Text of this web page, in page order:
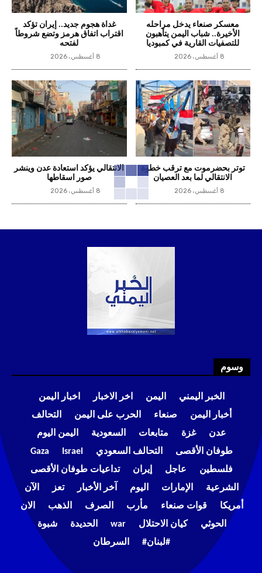
معسكر صنعاء يدخل مراحله
الأخيرة.. شباب اليمن يتأهبون
للتصفيات القارية في كمبوديا
8 أغسطس، 2026
غداة هجوم جديد.. إيران تؤكد
اقتراب اتفاق هرمز وتضع شروطاً
لفتحه
8 أغسطس، 2026
توتر بحضرموت مع ترقب خطوة
الانتقالي لما بعد العصيان
8 أغسطس، 2026
الانتقالي يؤكد استعادة عدن وينشر
صور اسقاطها
8 أغسطس، 2026
وسوم
الخبر اليمني اليمن اخر الاخبار
اخبار اليمن
أخبار اليمن
صنعاء الحرب على اليمن
التحالف
عدن
غزة متابعات السعودية
اليمن اليوم
طوفان الأقصى
التحالف السعودي Israel
Gaza
فلسطين
عاجل إيران
تداعيات طوفان الأقصى
الشرعية
الإمارات اليوم آخر الأخبار تعز
الآن
أمريكا
قوات صنعاء مأرب الصرف الذهب
الان
الحوثي
كيان الاحتلال war الحديدة
شبوة
#لبنان#
السرطان